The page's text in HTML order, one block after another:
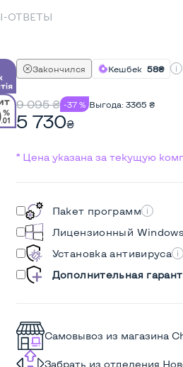
ОТВЕТЫ
Закончился Кешбек 58₴
9 095₴ -37 % Выгода: 3365 ₴
5 730₴
* Цена указана за текущую
Пакет программ
Лицензионный
Установка антивируса
Дополнительная
Самовывоз из магазина
Забрать из отделения